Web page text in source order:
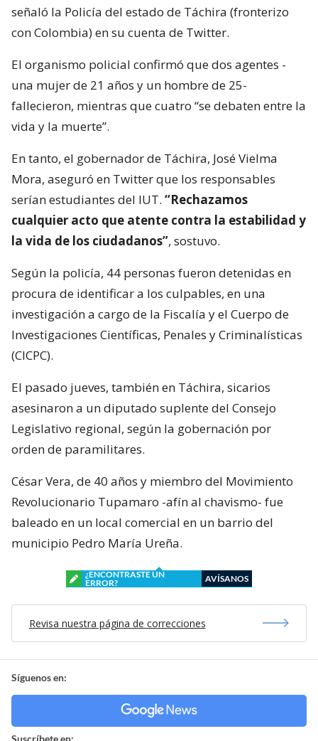
señaló la Policía del estado de Táchira (fronterizo
con Colombia) en su cuenta de Twitter.
El organismo policial confirmó que dos agentes -
una mujer de 21 años y un hombre de 25-
fallecieron, mientras que cuatro “se debaten entre la
vida y la muerte”.
En tanto, el gobernador de Táchira, José Vielma
Mora, aseguró en Twitter que los responsables
serían estudiantes del IUT. “Rechazamos
cualquier acto que atente contra la estabilidad y
la vida de los ciudadanos”, sostuvo.
Según la policía, 44 personas fueron detenidas en
procura de identificar a los culpables, en una
investigación a cargo de la Fiscalía y el Cuerpo de
Investigaciones Científicas, Penales y Criminalísticas
(CICPC).
El pasado jueves, también en Táchira, sicarios
asesinaron a un diputado suplente del Consejo
Legislativo regional, según la gobernación por
orden de paramilitares.
César Vera, de 40 años y miembro del Movimiento
Revolucionario Tupamaro -afín al chavismo- fue
baleado en un local comercial en un barrio del
municipio Pedro María Ureña.
¿ENCONTRASTE UN
ERROR?
AVÍSANOS
Revisa nuestra página de correcciones
Síguenos en:
Suscríbete en: